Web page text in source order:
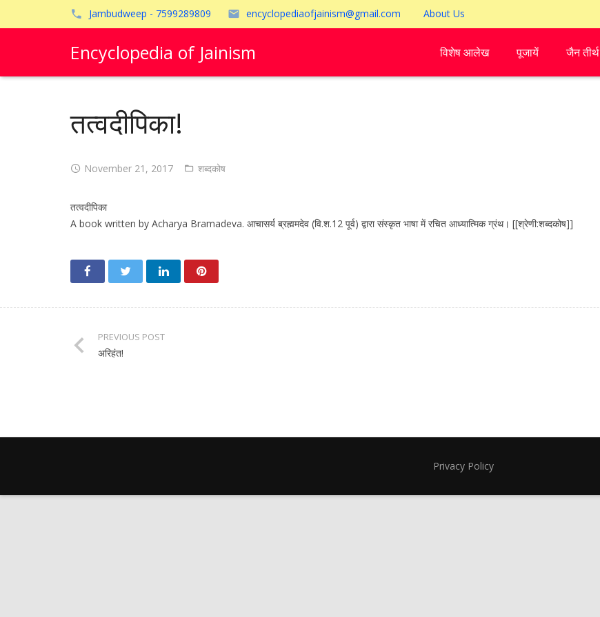
Jambudweep - 7599289809 encyclopediaofjainism@gmail.com About Us
Encyclopedia of Jainism विशेष आलेख पूजायें जैन तीर्थ
तत्वदीपिका!
November 21, 2017 शब्दकोष
तत्वदीपिका
A book written by Acharya Bramadeva. आचासर्य ब्रह्ममदेव (वि.श.12 पूर्व) द्वारा संस्कृत भाषा में रचित आध्यात्मिक ग्रंथ। [[श्रेणी:शब्दकोष]]
PREVIOUS POST
अरिहंत!
Privacy Policy